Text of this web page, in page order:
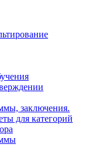
заключения.
для категорий